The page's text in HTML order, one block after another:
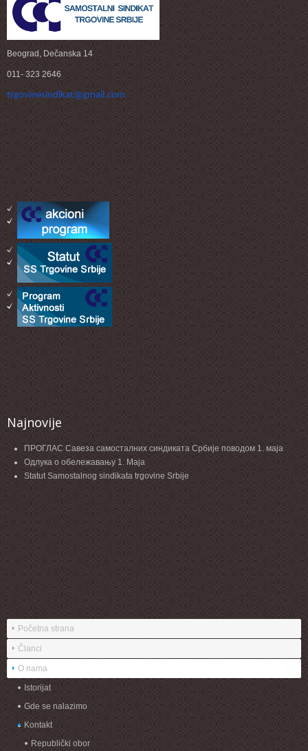
Beograd, Dečanska 14
011- 323 2646
trgovinesindikat@gmail.com
Najnovije
ПРОГЛАС Савеза самосталних синдиката Србије поводом 1. маја
Одлука о обележавању 1. Маја
Statut Samostalnog sindikata trgovine Srbije
Početna strana
Članci
O nama
Istorijat
Gde se nalazimo
Kontakt
Republički obor